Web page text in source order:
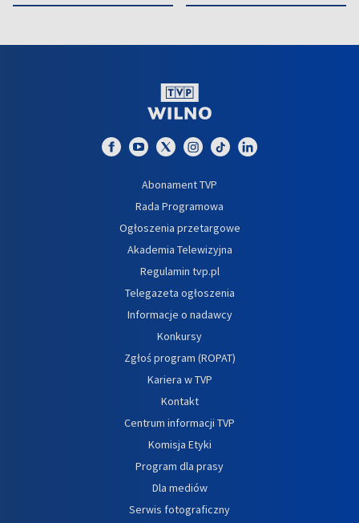
Abonament TVP
Rada Programowa
Ogłoszenia przetargowe
Akademia Telewizyjna
Regulamin tvp.pl
Telegazeta ogłoszenia
Informacje o nadawcy
Konkursy
Zgłoś program (ROPAT)
Kariera w TVP
Kontakt
Centrum informacji TVP
Komisja Etyki
Program dla prasy
Dla mediów
Serwis fotograficzny